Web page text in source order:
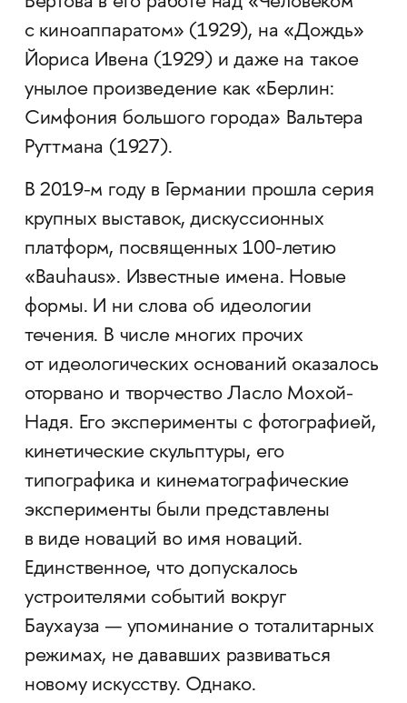
с киноаппаратом» (1929), на «Дождь»
Йориса Ивена (1929) и даже на такое
унылое произведение как «Берлин:
Симфония большого города» Вальтера
Руттмана (1927).
В 2019-м году в Германии прошла серия
крупных выставок, дискуссионных
платформ, посвященных 100-летию
«Bauhaus». Известные имена. Новые
формы. И ни слова об идеологии
течения. В числе многих прочих
от идеологических оснований оказалось
оторвано и творчество Ласло Мохой-
Надя. Его эксперименты с фотографией,
кинетические скульптуры, его
типографика и кинематографические
эксперименты были представлены
в виде новаций во имя новаций.
Единственное, что допускалось
устроителями событий вокруг
Баухауза — упоминание о тоталитарных
режимах, не дававших развиваться
новому искусству. Однако.